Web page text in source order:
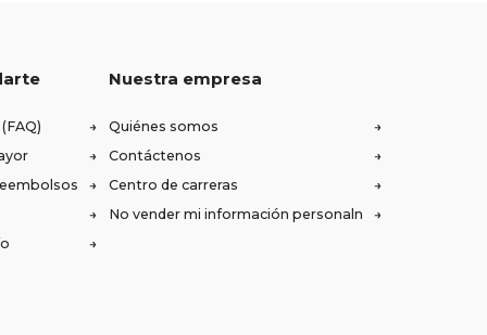
Nuestra empresa
Quiénes somos
Contáctenos
Centro de carreras
No vender mi información personaln